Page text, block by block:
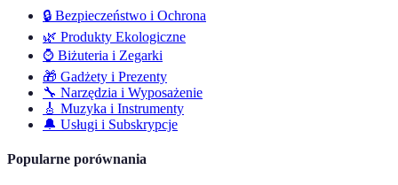
🔒 Bezpieczeństwo i Ochrona
🌿 Produkty Ekologiczne
⌚ Biżuteria i Zegarki
🎁 Gadżety i Prezenty
🔧 Narzędzia i Wyposażenie
🎸 Muzyka i Instrumenty
🔔 Usługi i Subskrypcje
Popularne porównania